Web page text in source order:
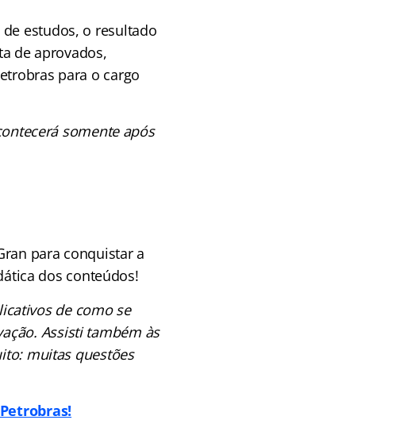
estudos, o resultado
de aprovados,
para o cargo
somente após
para conquistar a
dos conteúdos!
de como se
Assisti também às
muitas questões